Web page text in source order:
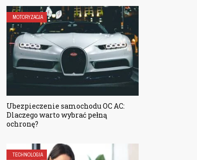
ZDROWIE I URODA
wypadek
MOTORYZACJA
Ubezpieczenie samochodu OC AC:
Dlaczego warto wybrać pełną
ochronę?
TECHNOLOGIA